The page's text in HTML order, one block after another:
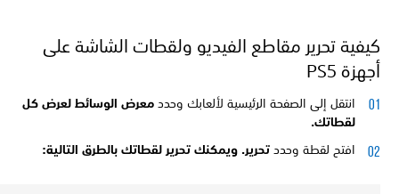
كيفية تحرير مقاطع الفيديو ولقطات الشاشة على
أجهزة PS5
انتقل إلى الصفحة الرئيسية لألعابك وحددمعرض الوسائط لعرض كل
لقطاتك.
افتح لقطة وحددتحرير. ويمكنك تحرير لقطاتك بالطرق التالية: